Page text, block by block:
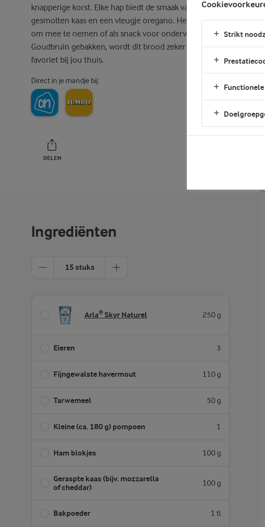
knapperige korst. Elke hap biedt de smaak van
gesmolten kaas en een vleugje oregano. Het is perfect
om mee te nemen of als snack voor onderweg.
Goudbruin gebakken, wordt dit brood zeker een nieuwe
favoriet bij jou thuis.
Direct in je mandje bij:
DELEN
Ingrediënten
15 stuks
Arla® Skyr Naturel 250 g
Eieren 3
Fijngewalste havermout 110 g
Tarwemeel 50 g
Kleine (ca. 180 g) pompoen 1
Ham blokjes 100 g
Geraspte kaas (bijv. mozzarella
of cheddar)
100 g
Bakpoeder 1 tl
Strikt